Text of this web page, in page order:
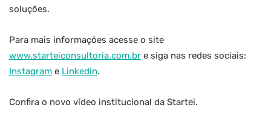
soluções.
Para mais informações acesse o site
www.starteiconsultoria.com.br e siga nas redes sociais:
Instagram e Linkedin.
Confira o novo vídeo institucional da Startei.